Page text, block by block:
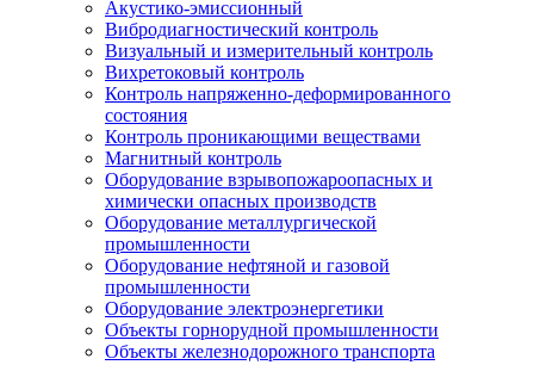
Акустико-эмиссионный
Вибродиагностический контроль
Визуальный и измерительный контроль
Вихретоковый контроль
Контроль напряженно-деформированного
состояния
Контроль проникающими веществами
Магнитный контроль
Оборудование взрывопожароопасных и
химически опасных производств
Оборудование металлургической
промышленности
Оборудование нефтяной и газовой
промышленности
Оборудование электроэнергетики
Объекты горнорудной промышленности
Объекты железнодорожного транспорта